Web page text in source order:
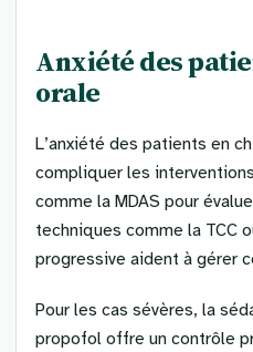
Anxiété des
orale
L’anxiété des patients en
compliquer les
comme la MDAS pour
techniques comme la TCC
progressive aident à gérer
Pour les cas sévères, la
propofol offre un contrôle